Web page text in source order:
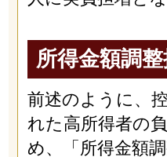
所得金額調
前述のように、
れた高所得者の
め、「所得金額